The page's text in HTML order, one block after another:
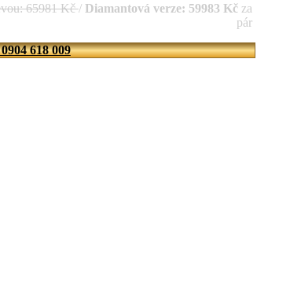
65981 Kč/ Diamantová verze: 59983 Kčza
pár
618 009